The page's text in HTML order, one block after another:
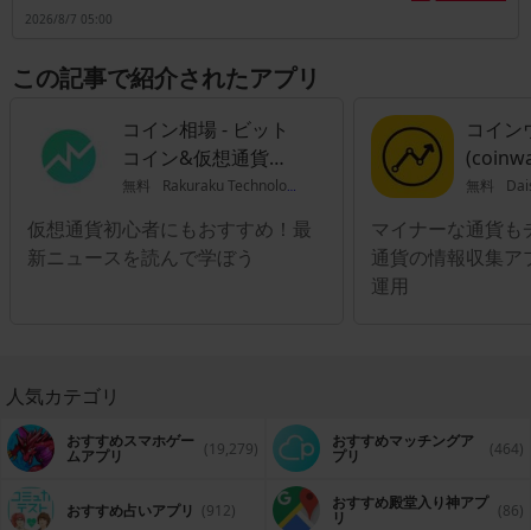
の生活資金を国の年金制度だけに頼ることができず、自分自身で準備し
時代を生きる人にとって欠かせないものとなっています。現在は仮想通
貨をはじめとした新しい資産運用も増えてきており、それらすべてを自
用・仮想通貨アプリをひとつ持っているだけで、最新の金融知識を知る
ことができます。
2026/8/7 05:00
この記事で紹介されたアプリ
コイン相場 - ビット
コイン&仮想通貨ア
プリ
無料 Rakuraku Technologies Inc.
仮想通貨初心者にもおすすめ！最
新ニュースを読んで学ぼう
コイン
無料
マイナーな通貨
通貨の情報収集ア
運用
人気カテゴリ
おすすめスマホゲー
ムアプリ (19,279) おすすめマッチングア
プリ (464)
おすすめ占いアプリ (912) おすすめ殿堂入り神アプ
リ (86)